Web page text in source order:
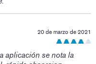
20 de marzo de 2021
aplicación se nota la